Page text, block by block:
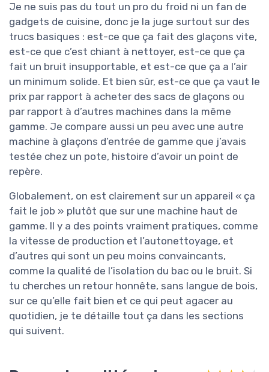
Je ne suis pas du tout un pro du froid ni un fan de
gadgets de cuisine, donc je la juge surtout sur des
trucs basiques : est-ce que ça fait des glaçons vite,
est-ce que c’est chiant à nettoyer, est-ce que ça
fait un bruit insupportable, et est-ce que ça a l’air
un minimum solide. Et bien sûr, est-ce que ça vaut le
prix par rapport à acheter des sacs de glaçons ou
par rapport à d’autres machines dans la même
gamme. Je compare aussi un peu avec une autre
machine à glaçons d’entrée de gamme que j’avais
testée chez un pote, histoire d’avoir un point de
repère.
Globalement, on est clairement sur un appareil « ça
fait le job » plutôt que sur une machine haut de
gamme. Il y a des points vraiment pratiques, comme
la vitesse de production et l’autonettoyage, et
d’autres qui sont un peu moins convaincants,
comme la qualité de l’isolation du bac ou le bruit. Si
tu cherches un retour honnête, sans langue de bois,
sur ce qu’elle fait bien et ce qui peut agacer au
quotidien, je te détaille tout ça dans les sections
qui suivent.